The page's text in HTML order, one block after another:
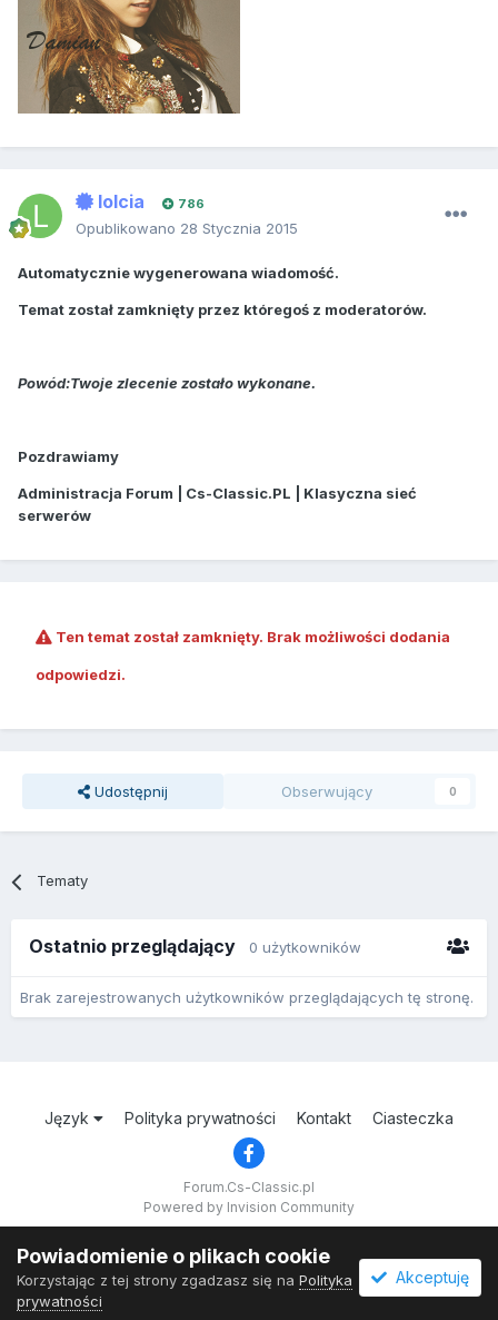
lolcia 786
Opublikowano 28 Stycznia 2015
Automatycznie wygenerowana wiadomość.
Temat został zamknięty przez któregoś z moderatorów.
Powód:Twoje zlecenie zostało wykonane.
Pozdrawiamy
Administracja Forum | Cs-Classic.PL | Klasyczna sieć
serwerów
Ten temat został zamknięty. Brak możliwości dodania
odpowiedzi.
Udostępnij Obserwujący 0
Tematy
Ostatnio przeglądający 0 użytkowników
Brak zarejestrowanych użytkowników przeglądających tę stronę.
Język Polityka prywatności Kontakt Ciasteczka
Forum.Cs-Classic.pl
Powered by Invision Community
Powiadomienie o plikach cookie
Korzystając z tej strony zgadzasz się na Polityka
prywatności
Akceptuję